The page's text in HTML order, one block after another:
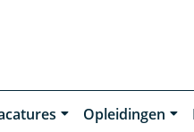
Opleidingen